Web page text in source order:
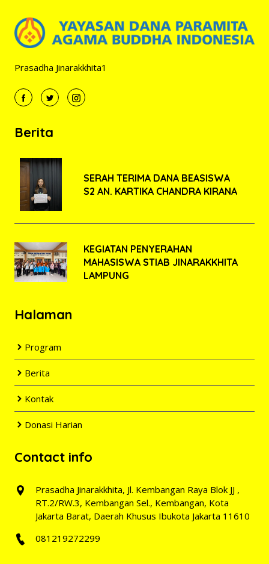
Prasadha Jinarakkhita1
Berita
SERAH TERIMA DANA BEASISWA
S2 AN. KARTIKA CHANDRA KIRANA
KEGIATAN PENYERAHAN
MAHASISWA STIAB JINARAKKHITA
LAMPUNG
Halaman
Program
Berita
Kontak
Donasi Harian
Contact info
Prasadha Jinarakkhita, Jl. Kembangan Raya Blok JJ ,
RT.2/RW.3, Kembangan Sel., Kembangan, Kota
Jakarta Barat, Daerah Khusus Ibukota Jakarta 11610
081219272299